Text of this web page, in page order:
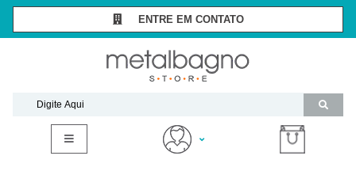
ENTRE EM CONTATO
SÃO PAULO - (11) 3081-7006
RIO DE JANEIRO -
(21) 2294-8091
(11) 99467-1909